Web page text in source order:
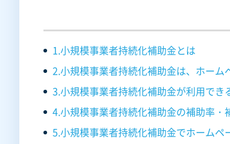
1.小規模事業者持続化補助金とは
2.小規模事業者持続化補助金は、ホーム
3.小規模事業者持続化補助金が利用でき
4.小規模事業者持続化補助金の補助率・
5.小規模事業者持続化補助金でホームペ